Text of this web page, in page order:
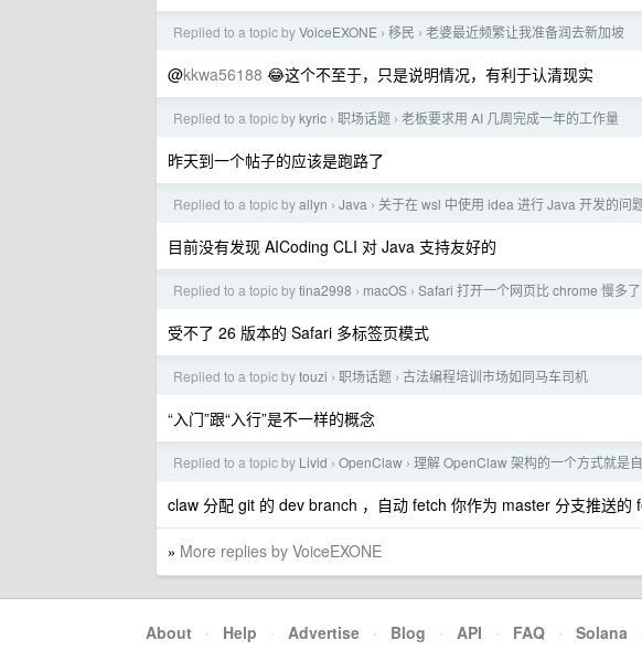
Replied to a topic byVoiceEXONE › 移民 › 老婆最近频繁让我准备润去新加坡
@kkwa56188 😂这个不至于，只是说明情况，有利于认清现实
Replied to a topic bykyric › 职场话题 › 老板要求用 AI 几周完成一年的工作量
昨天到一个帖子的应该是跑路了
Replied to a topic byallyn › Java › 关于在 wsl 中使用 idea 进行 Java 开发的问
目前没有发现 AICoding CLI 对 Java 支持友好的
Replied to a topic bytina2998 › macOS › Safari 打开一个网页比 chrome 慢多了
受不了 26 版本的 Safari 多标签页模式
Replied to a topic bytouzi › 职场话题 › 古法编程培训市场如同马车司机
“入门”跟“入行”是不一样的概念
Replied to a topic by Livid › OpenClaw › 理解 OpenClaw 架构的一个方式就是
claw 分配 git 的 dev branch ，自动 fetch 你作为 master 分支推送
» More replies by VoiceEXONE
About · Help · Advertise · Blog · API · FAQ · Solana